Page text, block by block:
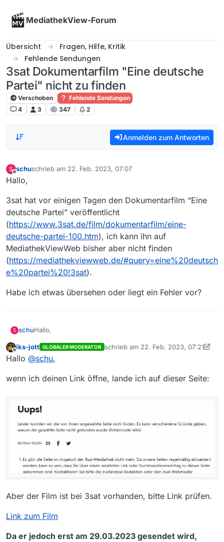
MediathekView-Forum
Übersicht
Fragen, Hilfe, Kritik
Fehlende Sendungen
3sat Dokumentarfilm "Eine deutsche
Partei" nicht zu finden
Verschoben
Fehlende Sendungen
4
3 347 2
Anmelden zum Antworten
S
Offline
schuschrieb am 22. Feb. 2023, 07:07
zuletzt editiert von
Hallo,
3sat hat vor einigen Tagen den Dokumentarfilm “Eine
deutsche Partei” veröffentlicht
(https://www.3sat.de/film/dokumentarfilm/eine-
deutsche-partei-100.htm), ich kann ihn auf
MediathekViewWeb bisher aber nicht finden
(https://mediathekviewweb.de/#query=eine%20deutsch
e%20partei%20!3sat).
Habe ich etwas übersehen oder liegt ein Fehler vor?
S schuHallo,
3sat hat vor einigen Tagen den Dokumentarfilm “Eine
deutsche Partei” veröffentlicht
deutsche-partei-100.htm
), ich kann ihn auf
e%20partei%20!3sat
Offline
iks-jott GLOBALER MODERATOR schrieb am 22. Feb. 2023, 07:21
zuletzt editiert von iks-jott
Hallo @schu,
wenn ich deinen Link öffne, lande ich auf dieser Seite:
Aber der Film ist bei 3sat vorhanden, bitte Link prüfen.
Link zum Film
Da er jedoch erst am 29.03.2023 gesendet wird,